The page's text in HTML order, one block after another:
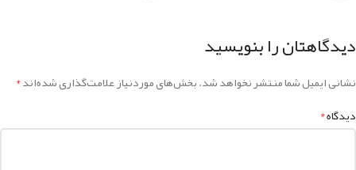
دیدگاهتان را بنویسید
نشانی ایمیل شما منتشر نخواهد شد.بخش‌های موردنیاز علامت‌گذاری شده‌اند*
دیدگاه*